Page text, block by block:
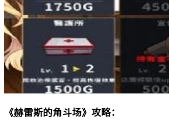
《赫雷斯的角斗场》攻略：